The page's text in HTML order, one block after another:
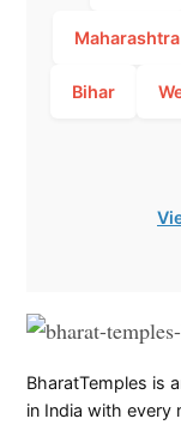
Maharashtra
Bihar
BharatTemples is
in India with every